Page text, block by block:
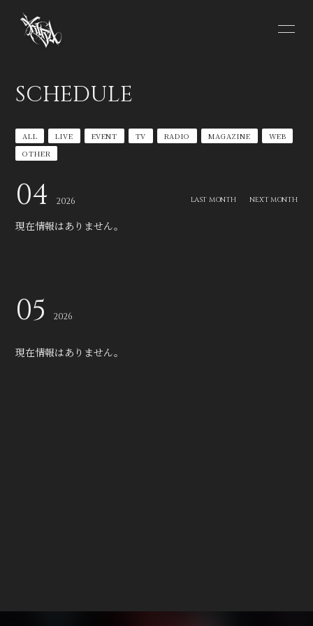
SCHEDULE
VIDEO
DISCOGRAPHY
CONTACT
SCHEDULE
ALL LIVE EVENT TV RADIO MAGAZINE
WEB
OTHER
04 2026 LAST MONTH NEXT MONTH
現在情報はありません。
05 2026
現在情報はありません。